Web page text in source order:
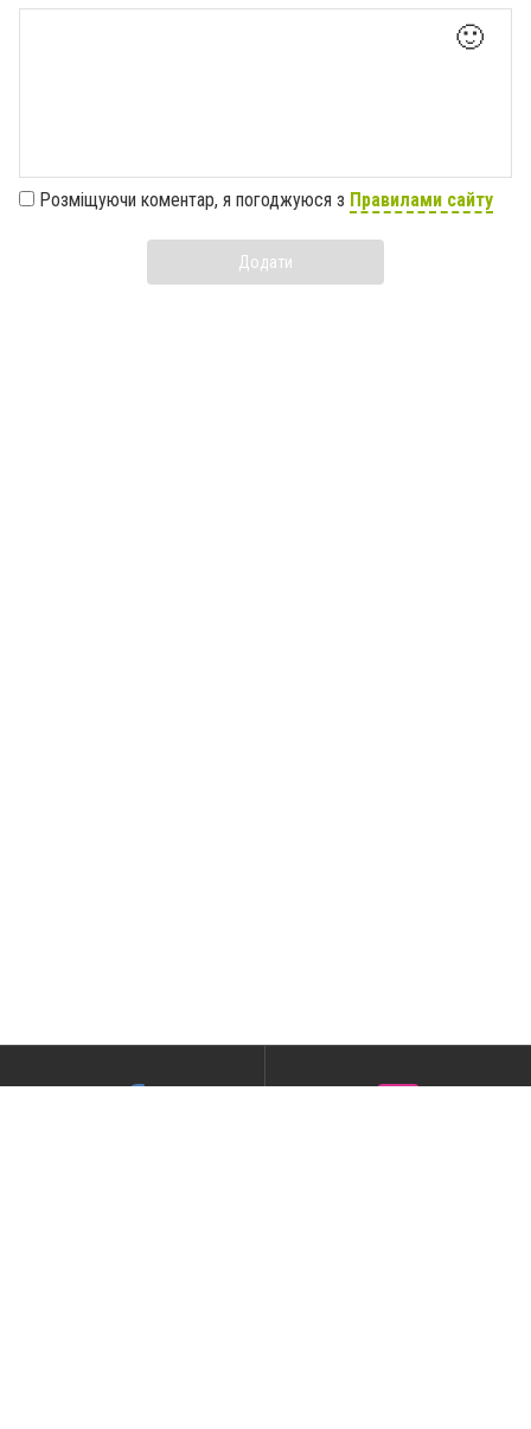
🙂
Розміщуючи коментар, я погоджуюся з Правилами сайту
Додати